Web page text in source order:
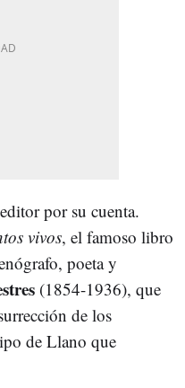
por su cuenta.
vivos, el famoso libro
poeta y
(1854-1936), que
de los
de Llano que